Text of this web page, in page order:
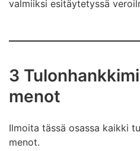
valmiiksi esitäytetyssä
3
menot
Ilmoita tässä osassa kaikki
menot.